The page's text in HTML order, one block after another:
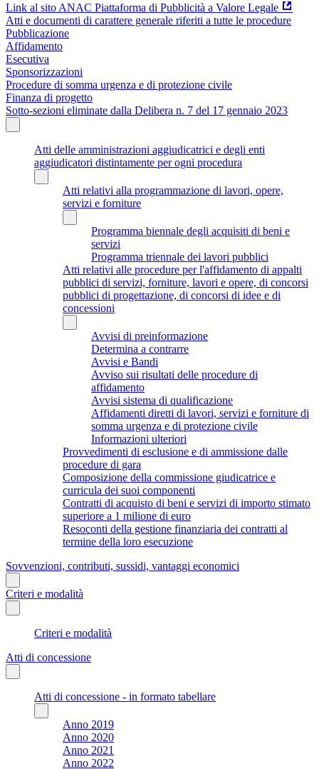
Link al sito ANAC Piattaforma di Pubblicità a Valore Legale
Atti e documenti di carattere generale riferiti a tutte le procedure
Pubblicazione
Affidamento
Esecutiva
Sponsorizzazioni
Procedure di somma urgenza e di protezione civile
Finanza di progetto
Sotto-sezioni eliminate dalla Delibera n. 7 del 17 gennaio 2023
Atti delle amministrazioni aggiudicatrici e degli enti
aggiudicatori distintamente per ogni procedura
Atti relativi alla programmazione di lavori, opere,
servizi e forniture
Programma biennale degli acquisiti di beni e
servizi
Programma triennale dei lavori pubblici
Atti relativi alle procedure per l'affidamento di appalti
pubblici di servizi, forniture, lavori e opere, di concorsi
pubblici di progettazione, di concorsi di idee e di
concessioni
Avvisi di preinformazione
Determina a contrarre
Avvisi e Bandi
Avviso sui risultati delle procedure di
affidamento
Avvisi sistema di qualificazione
Affidamenti diretti di lavori, servizi e forniture di
somma urgenza e di protezione civile
Informazioni ulteriori
Provvedimenti di esclusione e di ammissione dalle
procedure di gara
Composizione della commissione giudicatrice e
curricula dei suoi componenti
Contratti di acquisto di beni e servizi di importo stimato
superiore a 1 milione di euro
Resoconti della gestione finanziaria dei contratti al
termine della loro esecuzione
Sovvenzioni, contributi, sussidi, vantaggi economici
Criteri e modalità
Criteri e modalità
Atti di concessione
Atti di concessione - in formato tabellare
Anno 2019
Anno 2020
Anno 2021
Anno 2022